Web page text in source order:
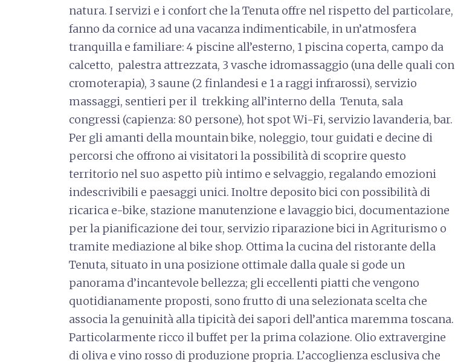
natura. I servizi e i confort che la Tenuta offre nel rispetto del particolare,
fanno da cornice ad una vacanza indimenticabile, in un’atmosfera
tranquilla e familiare: 4 piscine all’esterno, 1 piscina coperta, campo da
calcetto, palestra attrezzata, 3 vasche idromassaggio (una delle quali con
cromoterapia), 3 saune (2 finlandesi e 1 a raggi infrarossi), servizio
massaggi, sentieri per il trekking all’interno della Tenuta, sala
congressi (capienza: 80 persone), hot spot Wi-Fi, servizio lavanderia, bar.
Per gli amanti della mountain bike, noleggio, tour guidati e decine di
percorsi che offrono ai visitatori la possibilità di scoprire questo
territorio nel suo aspetto più intimo e selvaggio, regalando emo­zioni
indescrivibili e paesaggi unici. Inoltre deposito bici con possibilità di
ricarica e-bike, stazione manutenzione e lavaggio bici, documentazione
per la pianificazione dei tour, servizio riparazione bici in Agriturismo o
tramite mediazione al bike shop. Ottima la cucina del ristorante della
Tenuta, situato in una posizione ottimale dalla quale si gode un
panorama d’incantevole bellezza; gli eccellenti piatti che vengono
quotidianamente proposti, sono frutto di una selezionata scelta che
associa la genuinità alla tipicità dei sapori dell’antica maremma toscana.
Particolarmente ricco il buffet per la prima colazione. Olio extravergine
di oliva e vino rosso di produzione propria. L’accoglienza esclusiva che